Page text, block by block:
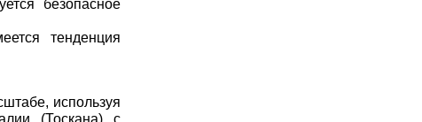
безопасное
тенденция
используя
(Тоскана) с